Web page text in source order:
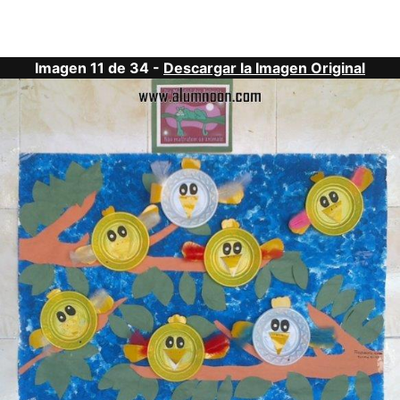
Imagen 11 de 34 - Descargar la Imagen Original